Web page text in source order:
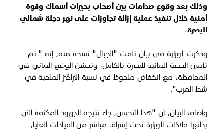
وذلك بعد وقوع صدامات بين أصحاب بحيرات أسماك وقوة
أمنية خلال تنفيذ عملية إزالة تجاوزات على نهر دجلة شمالي
البصرة.
وذكرت الوزارة في بيان تلقت "الجبال" نسخة منه، إنه " تم
تأمين الحصة المائية للبصرة بالكامل، وتحسّن الوضع المائي في
المحافظة، مع انخفاض ملحوظ في نسبة التراكيز الملحية في
شط العرب".
وأضاف البيان، أن "هذا التحسن، جاء نتيجة الجهود المكثفة التي
بذلتها ملاكات الوزارة تحت إشراف مباشر من القيادات العليا،